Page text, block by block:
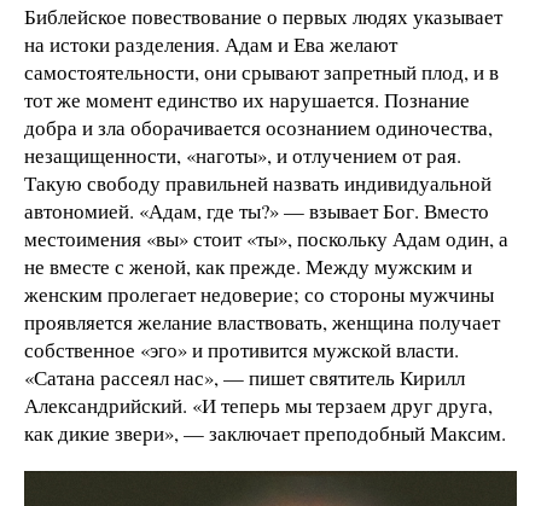
Библейское повествование о первых людях указывает
на истоки разделения. Адам и Ева желают
самостоятельности, они срывают запретный плод, и в
тот же момент единство их нарушается. Познание
добра и зла оборачивается осознанием одиночества,
незащищенности, «наготы», и отлучением от рая.
Такую свободу правильней назвать индивидуальной
автономией. «Адам, где ты?» — взывает Бог. Вместо
местоимения «вы» стоит «ты», поскольку Адам один, а
не вместе с женой, как прежде. Между мужским и
женским пролегает недоверие; со стороны мужчины
проявляется желание властвовать, женщина получает
собственное «эго» и противится мужской власти.
«Сатана рассеял нас», — пишет святитель Кирилл
Александрийский. «И теперь мы терзаем друг друга,
как дикие звери», — заключает преподобный Максим.